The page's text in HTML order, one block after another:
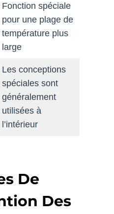
Fonction spéciale
pour une plage de
température plus
large
Les conceptions
spéciales sont
généralement
utilisées à
l’intérieur
De
Des